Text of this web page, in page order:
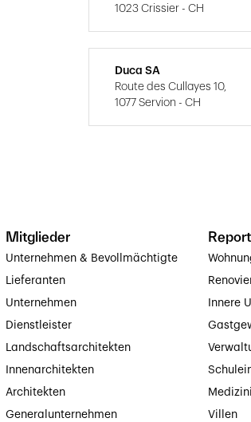
1023 Crissier - CH
Duca SA
Route des Cullayes 10,
1077 Servion - CH
Mitglieder
Unternehmen & Bevollmächtigte
Lieferanten
Unternehmen
Dienstleister
Landschaftsarchitekten
Innenarchitekten
Architekten
Generalunternehmen
Innere
Villen